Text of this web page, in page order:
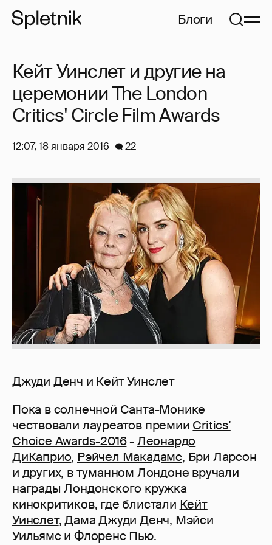
Блоги
Джуди Денч и Кейт Уинслет
Пока в солнечной Санта-Монике
чествовали лауреатов премии Critics'
Choice Awards-2016-Леонардо
ДиКаприо, Рэйчел Макадамс, Бри Ларсон
и других, в туманном Лондоне вручали
награды Лондонского кружка
кинокритиков, где блистали Кейт
Уинслет, Дама Джуди Денч, Мэйси
Уильямс и Флоренс Пью.
Кейт Уинслет и другие на
церемонии The London
Critics' Circle Film Awards
12:07, 18 января 2016 22